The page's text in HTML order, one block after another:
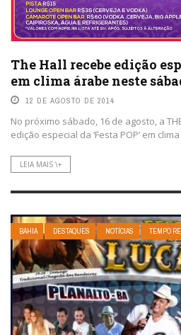
The Hall recebe edição
em clima árabe neste
12 DE AGOSTO DE 2014
No próximo sábado, 16 de agosto, a
edição especial da ‘Festa POP’ em
LEIA MAIS \+
BAHIA DESTAQUES NOTÍCIAS TEMPO